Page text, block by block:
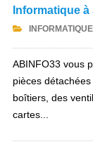
Informatique
ABINFO33 vous
pièces
boîtiers, des
cartes...